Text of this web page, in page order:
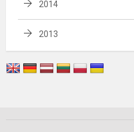
2014
2013